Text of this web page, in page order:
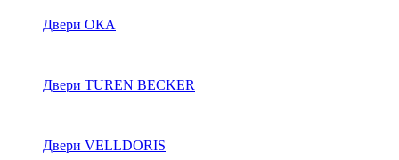
Двери ОКА
Двери TUREN BECKER
Двери VELLDORIS